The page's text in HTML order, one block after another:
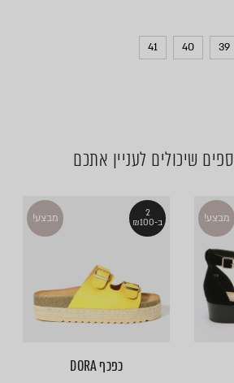
39
40
41
שיכולים לעניין אתכם
מבצע!
2
ב-₪100
מבצע!
כפכף DORA